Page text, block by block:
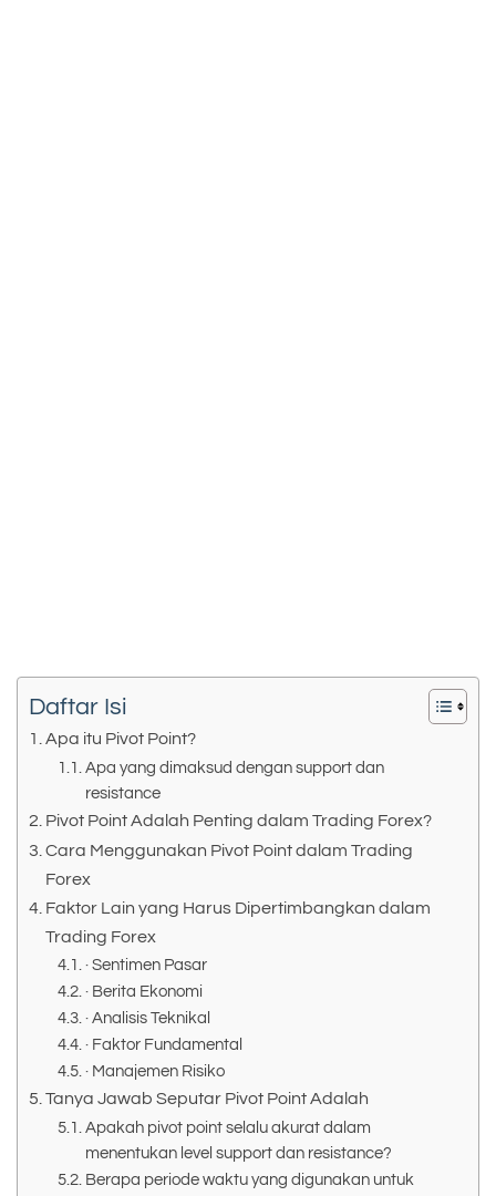
Daftar Isi
Apa itu Pivot Point?
Apa yang dimaksud dengan support dan
resistance
Pivot Point Adalah Penting dalam Trading Forex?
Cara Menggunakan Pivot Point dalam Trading
Forex
Faktor Lain yang Harus Dipertimbangkan dalam
Trading Forex
· Sentimen Pasar
· Berita Ekonomi
· Analisis Teknikal
· Faktor Fundamental
· Manajemen Risiko
Tanya Jawab Seputar Pivot Point Adalah
Apakah pivot point selalu akurat dalam
menentukan level support dan resistance?
Berapa periode waktu yang digunakan untuk